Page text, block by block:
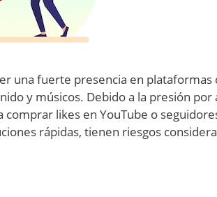
una fuerte presencia en plataformas
y músicos. Debido a la presión
likes en YouTube o
rápidas, tienen riesgos